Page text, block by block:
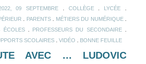
09 SEPTEMBRE COLLÈGE. LYCÉE
PARENTS. MÉTIERS DU NUMÉRIQUE.
ÉCOLES. PROFESSEURS DU SECONDAIRE.
SCOLAIRES VIDÉO BONNE FEUILLE
AVEC … LUDOVIC